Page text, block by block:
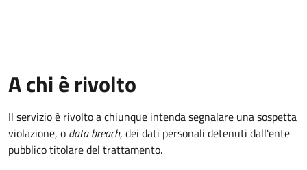
A chi è rivolto
Il servizio è rivolto a chiunque intenda segnalare una sospetta
violazione, o data breach, dei dati personali detenuti dall'ente
pubblico titolare del trattamento.